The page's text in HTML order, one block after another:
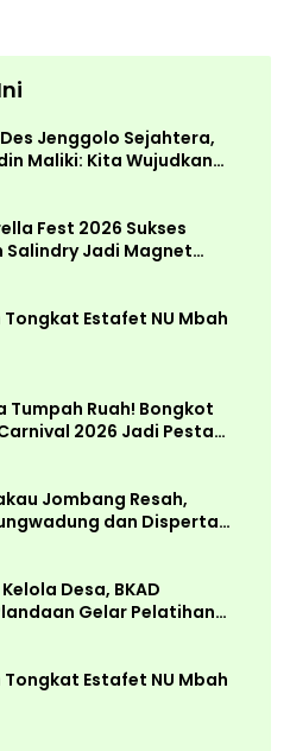
Jenggolo Sejahtera,
Maliki: Kita Wujudkan
dengan Potensi
Fest 2026 Sukses
Salindry Jadi Magnet
Estafet NU Mbah
Tumpah Ruah! Bongkot
2026 Jadi Pesta
Terbesar di Peterongan
Jombang Resah,
dan Disperta
Desa, BKAD
Gelar Pelatihan
Estafet NU Mbah